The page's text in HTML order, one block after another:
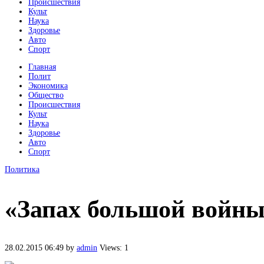
Происшествия
Культ
Наука
Здоровье
Авто
Спорт
Главная
Полит
Экономика
Общество
Происшествия
Культ
Наука
Здоровье
Авто
Спорт
Политика
«Запах большой
28.02.2015 06:49 by admin Views: 1